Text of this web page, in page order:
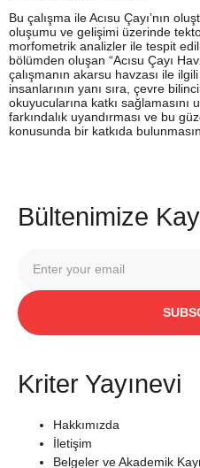
Bu çalışma ile Acısu Çayı’nın
oluşumu ve gelişimi üzerinde
morfometrik analizler ile tespit
bölümden oluşan “Acısu Çayı
çalışmanın akarsu havzası ile
insanlarının yanı sıra, çevre
okuyucularına katkı
farkındalık uyandırması ve bu
konusunda bir katkıda
Bültenimize
Kriter Yayınevi
Hakkımızda
İletişim
Belgeler ve Akademik